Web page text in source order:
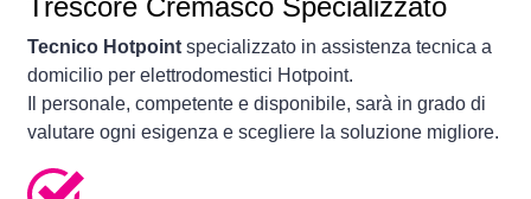
Trescore Cremasco Specializzato
Tecnico Hotpoint specializzato in assistenza tecnica a
domicilio per elettrodomestici Hotpoint.
Il personale, competente e disponibile, sarà in grado di
valutare ogni esigenza e scegliere la soluzione migliore.